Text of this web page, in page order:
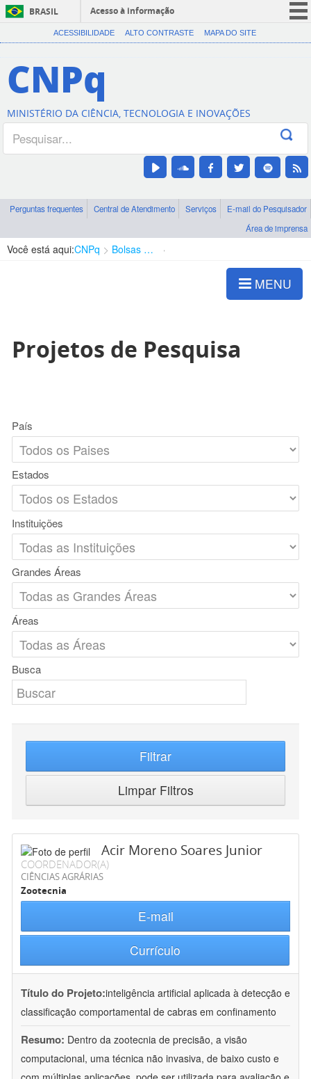
BRASIL
Acesso à informação
CORONAVÍRUS (COVID-19)
Canais
ACESSIBILIDADE ALTO CONTRASTE MAPA DO SITE
CNPq
MINISTÉRIO DA CIÊNCIA, TECNOLOGIA E INOVAÇÕES
Perguntas frequentes Central de Atendimento Serviços
E-mail do Pesquisador
Área de imprensa
Você está aqui:CNPq Bolsas e Auxílios Vigentes
MENU
Projetos de Pesquisa
País
Estados
Instituições
Grandes Áreas
Áreas
Busca
Filtrar
Limpar Filtros
Acir Moreno Soares Junior
COORDENADOR(A)
CIÊNCIAS AGRÁRIAS
Zootecnia
E-mail
Currículo
Título do Projeto:inteligência artificial aplicada à detecção e
classificação comportamental de cabras em confinamento
Resumo: Dentro da zootecnia de precisão, a visão
computacional, uma técnica não invasiva, de baixo custo e